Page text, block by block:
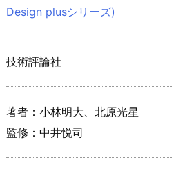
Design plusシリーズ)
技術評論社
著者：小林明大、北原光星
監修：中井悦司